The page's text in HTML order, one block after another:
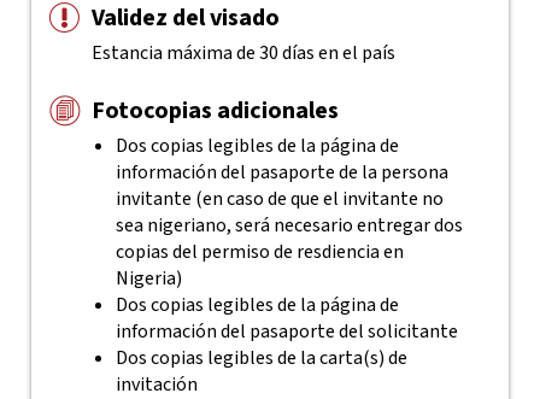
Validez del visado
Estancia máxima de 30 días en el país
Fotocopias adicionales
Dos copias legibles de la página de
información del pasaporte de la persona
invitante (en caso de que el invitante no
sea nigeriano, será necesario entregar dos
copias del permiso de resdiencia en
Nigeria)
Dos copias legibles de la página de
información del pasaporte del solicitante
Dos copias legibles de la carta(s) de
invitación